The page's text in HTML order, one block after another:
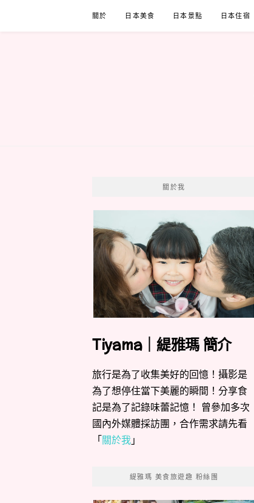
關於 日本美食 日本景點 日本住宿
關於我
Tiyama｜緹雅瑪 簡介
旅行是為了收集美好的回憶！攝影是
為了想停住當下美麗的瞬間！分享食
記是為了記錄味蕾記憶！ 曾參加多次
國內外媒體採訪團，合作需求請先看
「關於我」
緹雅瑪 美食旅遊趣 粉絲團